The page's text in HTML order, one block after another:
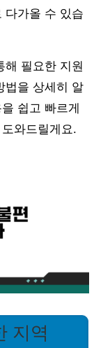
다가올 수 있습
해 필요한 지원
법을 상세히 알
쉽고 빠르게
와드릴게요.
지역